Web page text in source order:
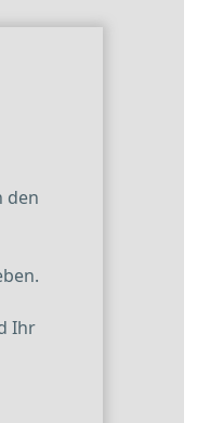
den
Ihr